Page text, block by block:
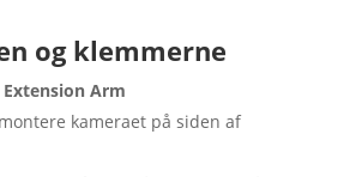
og klemmerne
Extension Arm
kameraet på siden af